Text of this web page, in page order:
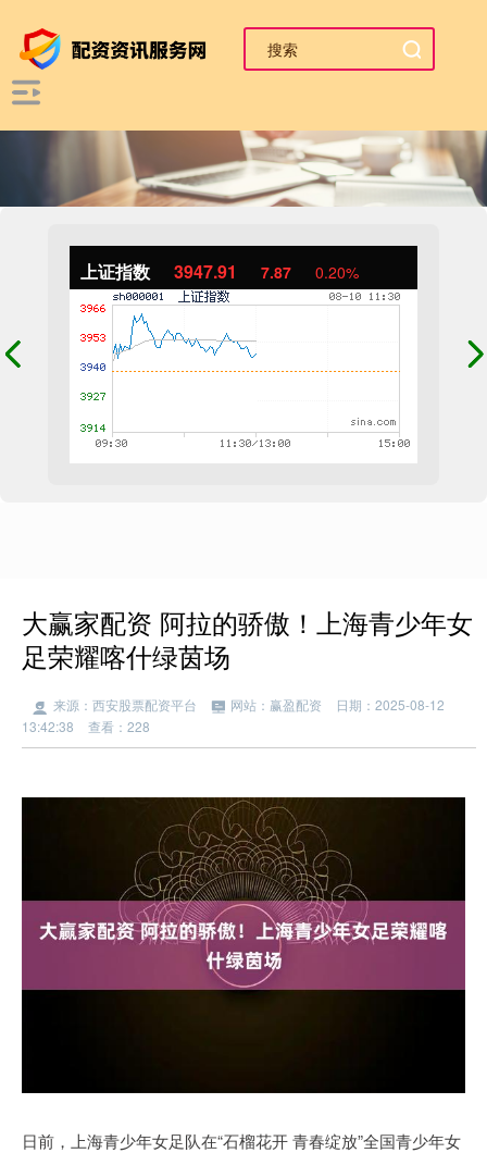
上证指数 3947.91 7.87 0.20%
大赢家配资 阿拉的骄傲！上海青少年女
足荣耀喀什绿茵场
来源：西安股票配资平台 网站：赢盈配资
日期：2025-08-12
13:42:38
查看：228
日前，上海青少年女足队在“石榴花开 青春绽放”全国青少年女